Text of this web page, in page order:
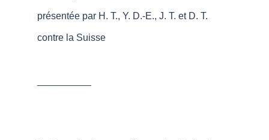
présentée par H. T., Y. D.-E., J. T. et D. T.
contre la Suisse